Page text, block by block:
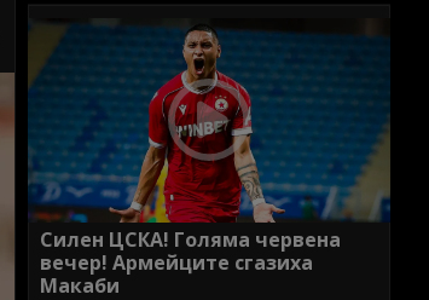
Силен ЦСКА! Голяма червена
вечер! Армейците сгазиха
Макаби